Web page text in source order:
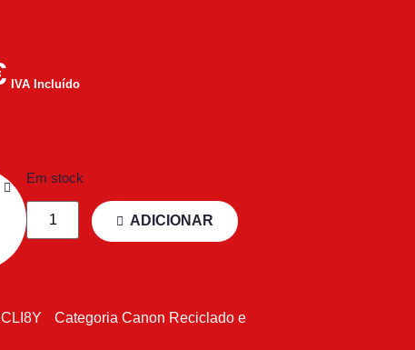
IVA Incluído
Em stock
ADICIONAR
Categoria Canon Reciclado e